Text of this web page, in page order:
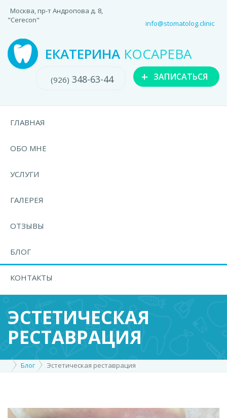
Москва, пр-т Андропова д. 8,
"Cerecon"
info@stomatolog.clinic
ЕКАТЕРИНА КОСАРЕВА
+ ЗАПИСАТЬСЯ
(926) 348-63-44
ГЛАВНАЯ
ОБО МНЕ
УСЛУГИ
ГАЛЕРЕЯ
ОТЗЫВЫ
БЛОГ
КОНТАКТЫ
ЭСТЕТИЧЕСКАЯ
РЕСТАВРАЦИЯ
Блог Эстетическая реставрация